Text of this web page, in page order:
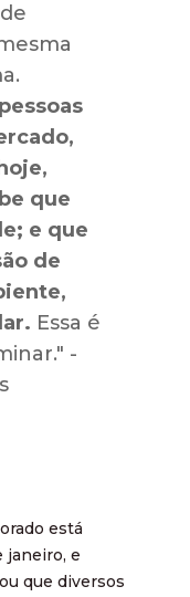
que
e que
de
Essa é
-
está
janeiro, e
que diversos